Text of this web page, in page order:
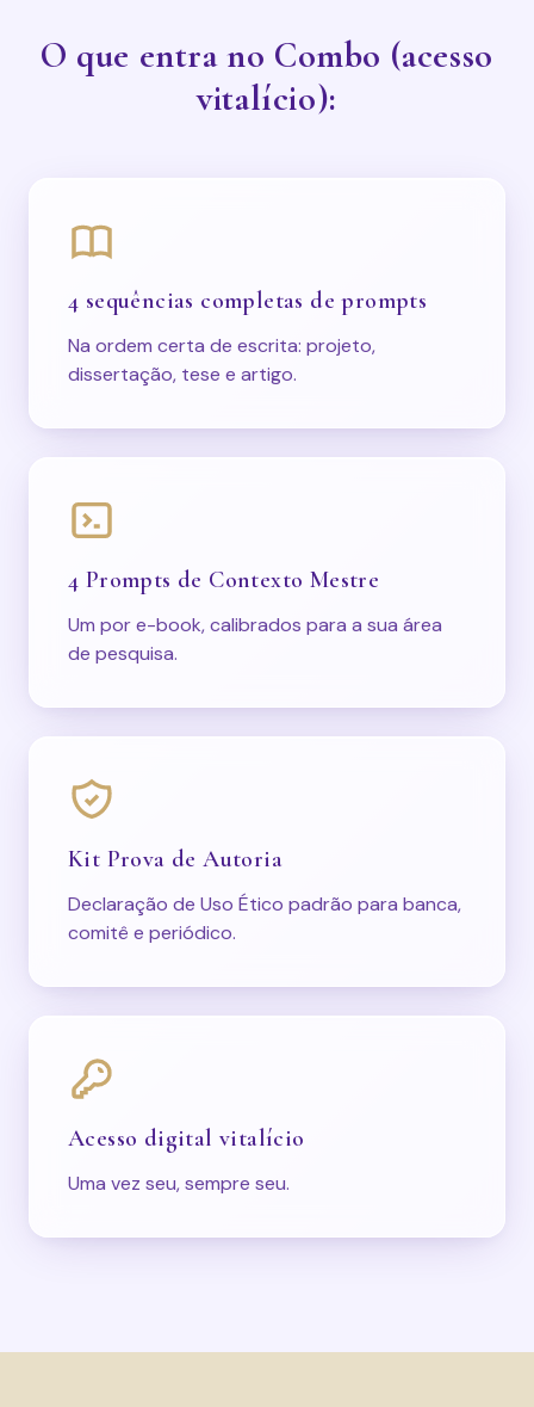
O que entra no Combo (acesso
vitalício):
4 sequências completas de prompts
Na ordem certa de escrita: projeto,
dissertação, tese e artigo.
4 Prompts de Contexto Mestre
Um por e-book, calibrados para a sua área
de pesquisa.
Kit Prova de Autoria
Declaração de Uso Ético padrão para banca,
comitê e periódico.
Acesso digital vitalício
Uma vez seu, sempre seu.